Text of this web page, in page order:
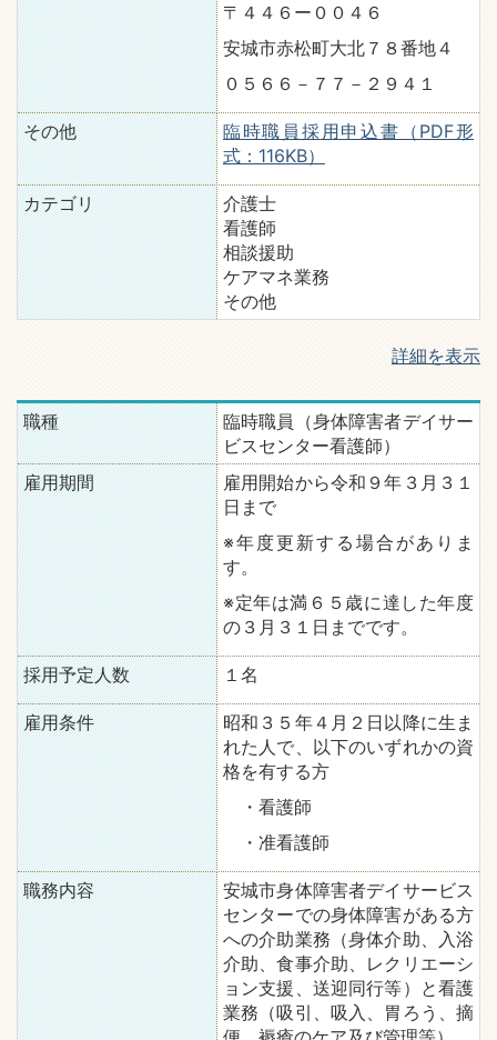
〒４４６ー００４６
安城市赤松町大北７８番地４
０５６６－７７－２９４１
その他
臨時職員採用申込書（PDF形
式：116KB）
カテゴリ
介護士
看護師
相談援助
ケアマネ業務
その他
詳細を表示
職種
臨時職員（身体障害者デイサー
ビスセンター看護師）
雇用期間
雇用開始から令和９年３月３１
日まで
※年度更新する場合がありま
す。
※定年は満６５歳に達した年度
の３月３１日までです。
採用予定人数 １名
雇用条件
昭和３５年４月２日以降に生ま
れた人で、以下のいずれかの資
格を有する方
・看護師
・准看護師
職務内容
安城市身体障害者デイサービス
センターでの身体障害がある方
への介助業務（身体介助、入浴
介助、食事介助、レクリエーシ
ョン支援、送迎同行等）と看護
業務（吸引、吸入、胃ろう、摘